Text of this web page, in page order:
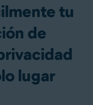
tu
de
lugar